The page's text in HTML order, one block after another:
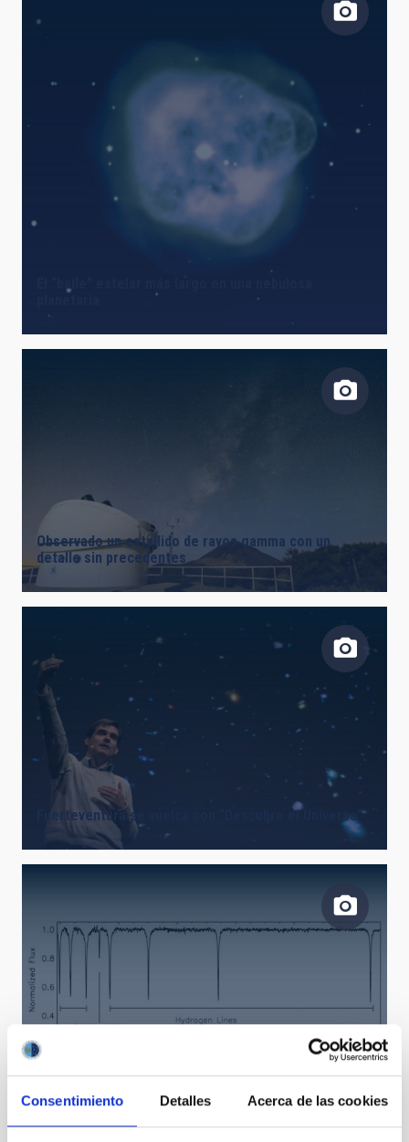
Consentimiento Detalles Acerca de las cookies
Observado un estallido de rayos gamma con un
detalle sin precedentes
Fuerteventura se vuelca con “Descubre el Universo”